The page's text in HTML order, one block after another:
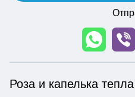
Роза и капелька